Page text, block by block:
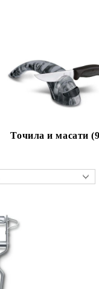
Точила и масати